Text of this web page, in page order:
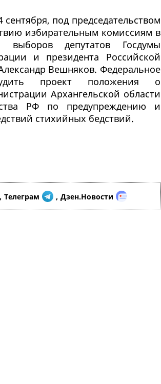
под председательством
избирательным комиссиям в
выборов депутатов Госдумы
и президента Российской
Вешняков. Федеральное
проект положения о
Архангельской области
РФ по предупреждению и
стихийных бедствий.
, Телеграм , Дзен.Новости